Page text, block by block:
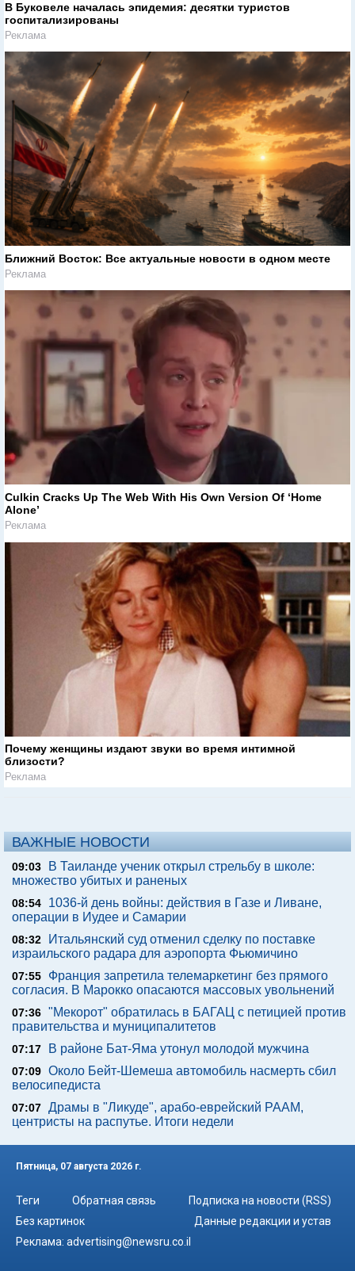
В Буковеле началась эпидемия: десятки туристов
госпитализированы
Реклама
Ближний Восток: Все актуальные новости в одном месте
Реклама
Culkin Cracks Up The Web With His Own Version Of ‘Home
Alone’
Реклама
Почему женщины издают звуки во время интимной
близости?
Реклама
ВАЖНЫЕ НОВОСТИ
09:03
В Таиланде ученик открыл стрельбу в школе:
множество убитых и раненых
08:54
1036-й день войны: действия в Газе и Ливане,
операции в Иудее и Самарии
08:32
Итальянский суд отменил сделку по поставке
израильского радара для аэропорта Фьюмичино
07:55
Франция запретила телемаркетинг без прямого
согласия. В Марокко опасаются массовых увольнений
07:36 "Мекорот" обратилась в БАГАЦ с петицией против
правительства и муниципалитетов
07:17 В районе Бат-Яма утонул молодой мужчина
07:09 Около Бейт-Шемеша автомобиль насмерть сбил
велосипедиста
07:07 Драмы в "Ликуде", арабо-еврейский РААМ,
центристы на распутье. Итоги недели
Пятница, 07 августа 2026 г.
Теги Обратная связь
Подписка на новости (RSS)
Без картинок
Данные редакции и устав
Реклама: advertising@newsru.co.il